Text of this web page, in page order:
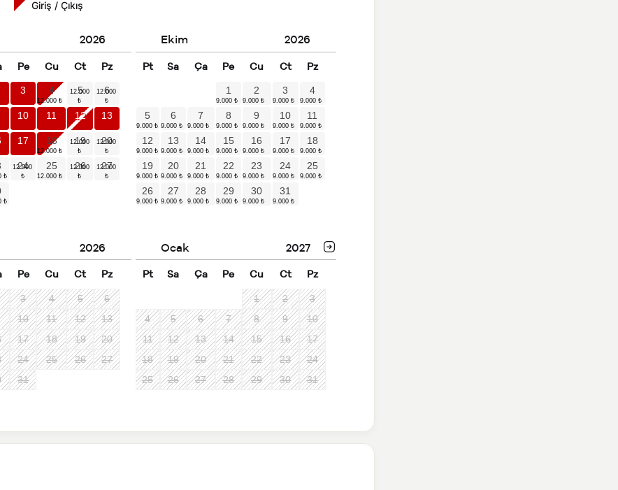
Giriş / Çıkış
2026
Pe Cu Ct Pz
3 4 5 6
10 11 12 13
17 18 19 20
24 25 26 27
Ekim 2026
Pt Sa Ça Pe Cu Ct Pz
1 2 3 4
5 6 7 8 9 10 11
12 13 14 15 16 17 18
19 20 21 22 23 24 25
26 27 28 29 30 31
2026
Pe Cu Ct Pz
3 4 5
6
10 11 12
13
17 18 19
20
24 25 26
27
31
Ocak 2027
Pt Sa Ça Pe Cu Ct Pz
1 2
3
4
5 6 7 8 9
10
11
12 13 14 15 16
17
18
19 20 21 22 23
24
25
26 27 28 29 30 31